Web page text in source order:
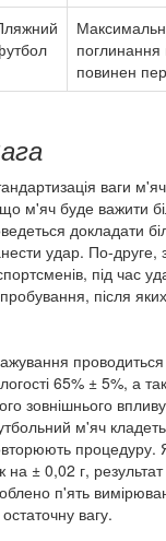
повинен
ваги
м'яч буде важити
докладати
удар. По-
під час
після
65% ± 5%, а
зовнішнього
м'яч
процедуру.
на ± 0,02 г,
п'ять
вагу.